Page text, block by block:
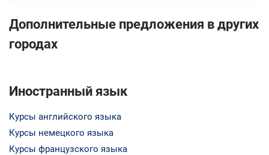
Дополнительные предложения в других
городах
Иностранный язык
Курсы английского языка
Курсы немецкого языка
Курсы французского языка